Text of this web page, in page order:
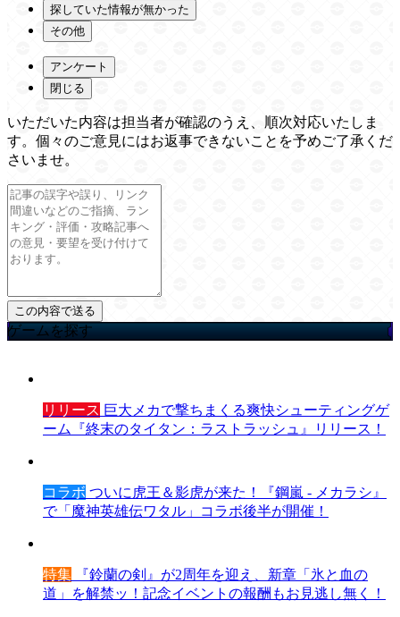
探していた情報が無かった
その他
アンケート
閉じる
いただいた内容は担当者が確認のうえ、順次対応いたしま
す。個々のご意見にはお返事できないことを予めご了承くだ
さいませ。
ゲームを探す
リリース 巨大メカで撃ちまくる爽快シューティングゲ
ーム『終末のタイタン：ラストラッシュ』リリース！
コラボ ついに虎王＆影虎が来た！『鋼嵐 - メカラシ』
で「魔神英雄伝ワタル」コラボ後半が開催！
特集 『鈴蘭の剣』が2周年を迎え、新章「氷と血の
道」を解禁ッ！記念イベントの報酬もお見逃し無く！